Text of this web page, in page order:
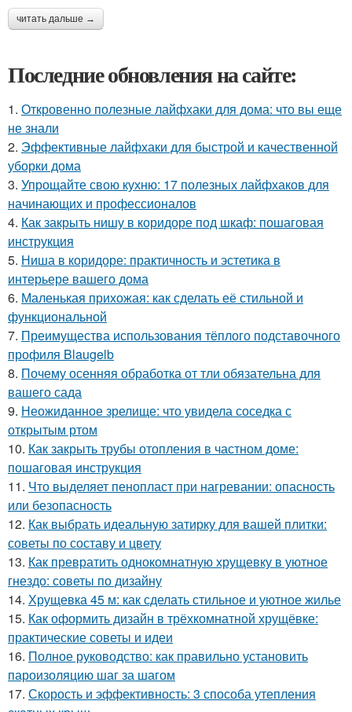
читать дальше →
Последние обновления на сайте:
1. Откровенно полезные лайфхаки для дома: что вы еще
не знали
2. Эффективные лайфхаки для быстрой и качественной
уборки дома
3. Упрощайте свою кухню: 17 полезных лайфхаков для
начинающих и профессионалов
4. Как закрыть нишу в коридоре под шкаф: пошаговая
инструкция
5. Ниша в коридоре: практичность и эстетика в
интерьере вашего дома
6. Маленькая прихожая: как сделать её стильной и
функциональной
7. Преимущества использования тёплого подставочного
профиля Blaugelb
8. Почему осенняя обработка от тли обязательна для
вашего сада
9. Неожиданное зрелище: что увидела соседка с
открытым ртом
10. Как закрыть трубы отопления в частном доме:
пошаговая инструкция
11. Что выделяет пенопласт при нагревании: опасность
или безопасность
12. Как выбрать идеальную затирку для вашей плитки:
советы по составу и цвету
13. Как превратить однокомнатную хрущевку в уютное
гнездо: советы по дизайну
14. Хрущевка 45 м: как сделать стильное и уютное жилье
15. Как оформить дизайн в трёхкомнатной хрущёвке:
практические советы и идеи
16. Полное руководство: как правильно установить
пароизоляцию шаг за шагом
17. Скорость и эффективность: 3 способа утепления